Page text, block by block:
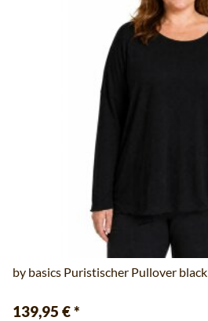
by basics Puristischer Pullover black
139,95 €*